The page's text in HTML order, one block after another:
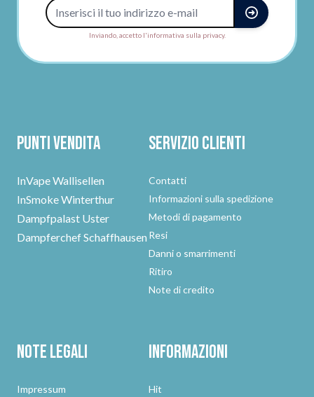
Inviando, accetto l'informativa sulla privacy.
Punti vendita
InVape Wallisellen
InSmoke Winterthur
Dampfpalast Uster
Dampferchef Schaffhausen
Servizio clienti
Contatti
Informazioni sulla spedizione
Metodi di pagamento
Resi
Danni o smarrimenti
Ritiro
Note di credito
Note legali
Impressum
Informazioni
Hit